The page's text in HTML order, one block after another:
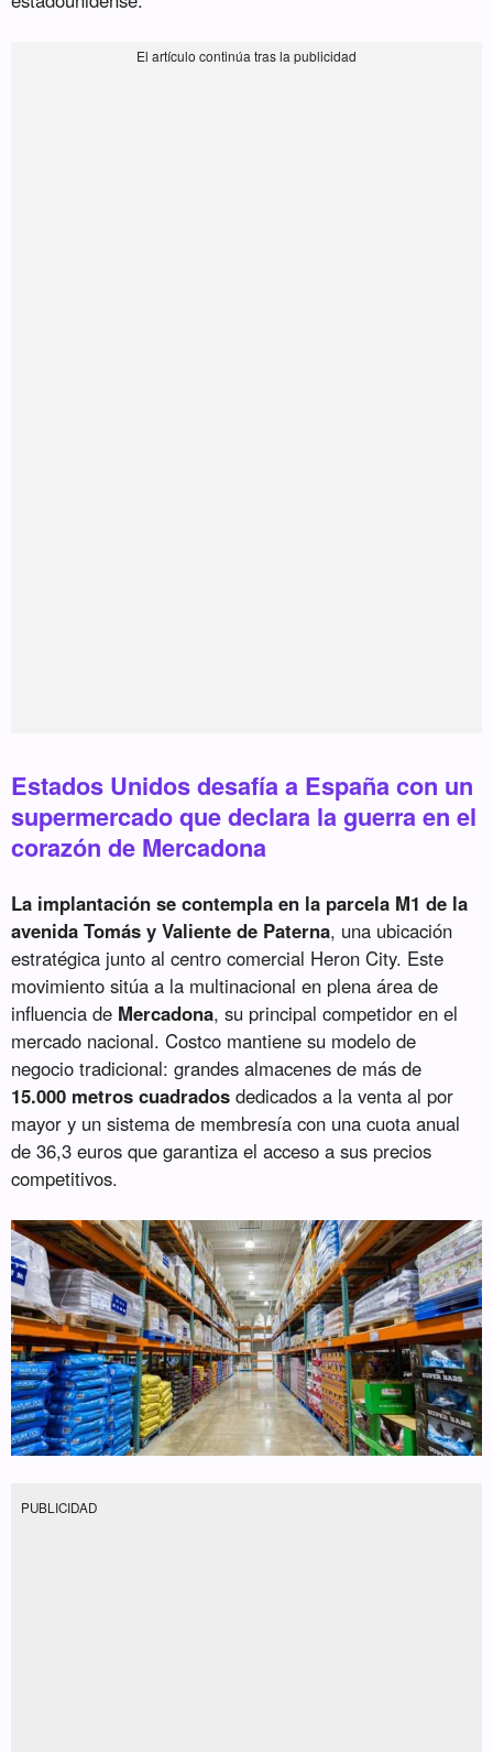
Estados Unidos desafía a España con un
supermercado que declara la guerra en el
corazón de Mercadona
La implantación se contempla en la parcela M1 de la
avenida Tomás y Valiente de Paterna, una ubicación
estratégica junto al centro comercial Heron City. Este
movimiento sitúa a la multinacional en plena área de
influencia de Mercadona, su principal competidor en el
mercado nacional. Costco mantiene su modelo de
negocio tradicional: grandes almacenes de más de
15.000 metros cuadrados dedicados a la venta al por
mayor y un sistema de membresía con una cuota anual
de 36,3 euros que garantiza el acceso a sus precios
competitivos.
PUBLICIDAD